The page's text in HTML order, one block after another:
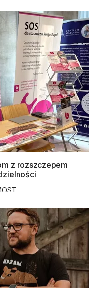
z rozszczepem